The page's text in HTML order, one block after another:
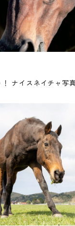
！ ナイスネイチャ写